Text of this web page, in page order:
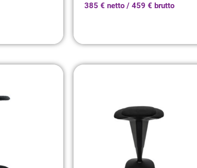
385 € netto / 459 € brutto